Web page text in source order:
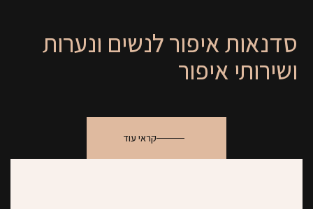
סדנאות איפור לנשים ונערות
ושירותי איפור
קראי עוד